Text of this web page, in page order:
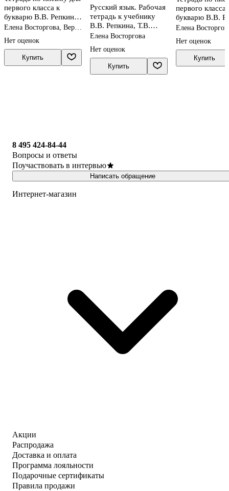
первого класса к
букварю В.В. Репкина,
Е.В. Восторговой,
частях. Часть 1
Елена Восторгова, Вера
Нет оценок
Купить
Русский язык. Рабочая
тетрадь к учебнику
В.В. Репкина, Т.В.
Некрасовой, Е.В.
Восторгова Е.В. 2
класс. В 2 ч. Часть 1
Елена Восторгова
Нет оценок
Купить
первого класса
букварю В.В.
Е.В.
частях. Часть 2
Елена
Нет оценок
Купить
8 495 424-84-44
Вопросы и ответы
Поучаствовать в интервью
Написать обращение
Интернет-магазин
Акции
Распродажа
Доставка и оплата
Программа лояльности
Подарочные сертификаты
Правила продажи